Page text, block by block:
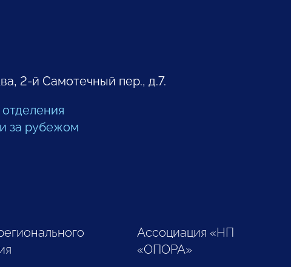
2-й Самотечный пер., д.7.
за рубежом
Ассоциация «НП
«ОПОРА»